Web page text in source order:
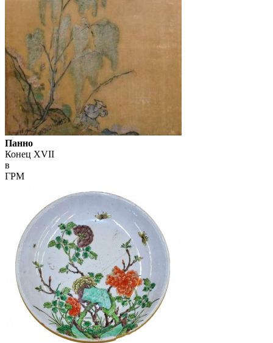
Панно
Конец XVII
в
ГРМ